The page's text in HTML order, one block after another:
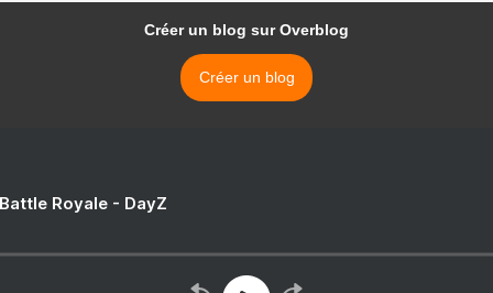
Créer un blog sur Overblog
Créer un blog
Royale - DayZ